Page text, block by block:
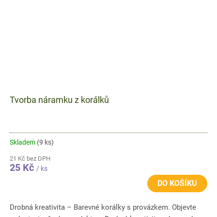
Tvorba náramku z korálků
Skladem (9 ks)
21 Kč bez DPH
25 Kč / ks
DO KOŠÍKU
Drobná kreativita – Barevné korálky s provázkem. Objevte